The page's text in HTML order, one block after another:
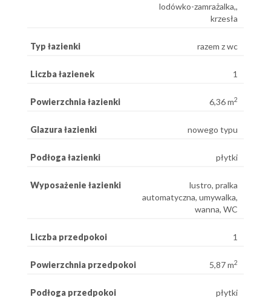
lodówko-zamrażalka,,
krzesła
Typ łazienki razem z wc
Liczba łazienek 1
Powierzchnia łazienki 6,36 m2
Glazura łazienki nowego typu
Podłoga łazienki płytki
Wyposażenie łazienki
lustro, pralka
automatyczna, umywalka,
wanna, WC
Liczba przedpokoi 1
Powierzchnia przedpokoi 5,87 m2
Podłoga przedpokoi płytki